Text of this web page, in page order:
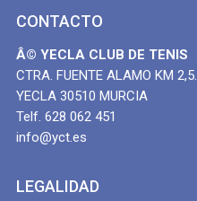
CONTACTO
Â© YECLA CLUB DE TENIS
CTRA. FUENTE ALAMO KM 2,5.
YECLA 30510 MURCIA
Telf. 628 062 451
info@yct.es
LEGALIDAD